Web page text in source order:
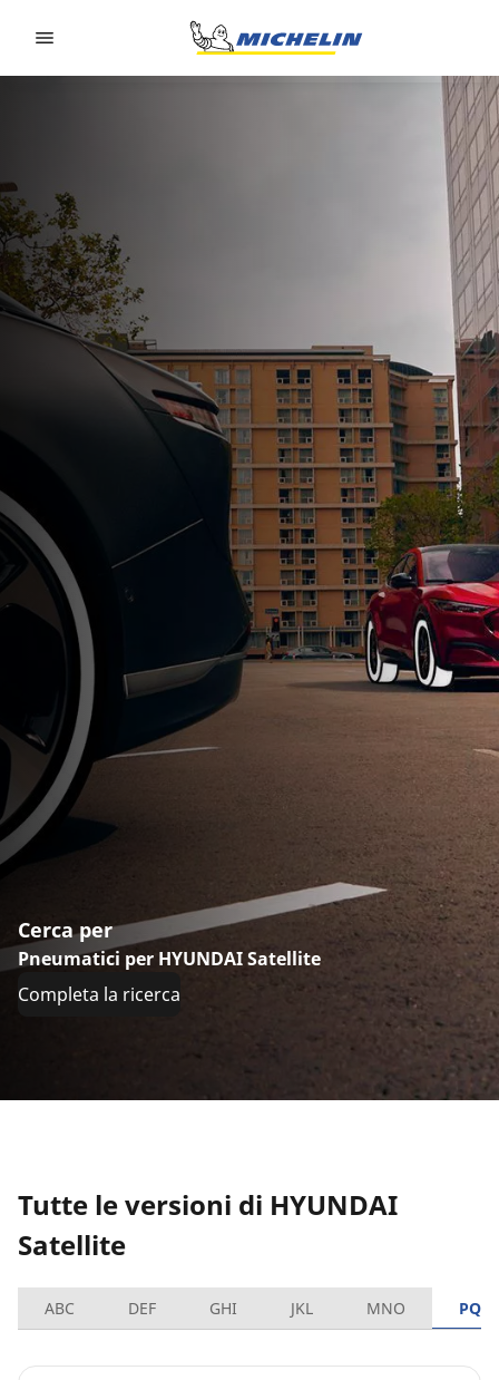
Cerca per
Pneumatici per HYUNDAI Satellite
Completa la ricerca
Tutte le versioni di HYUNDAI
Satellite
ABC DEF GHI JKL MNO PQRS